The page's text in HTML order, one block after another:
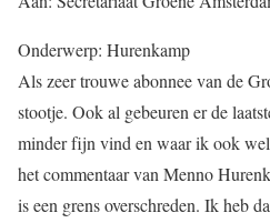
Onderwerp: Hurenkamp
Als zeer trouwe abonnee van de
stootje. Ook al gebeuren er de
minder fijn vind en waar ik ook
het commentaar van Menno
is een grens overschreden. Ik heb